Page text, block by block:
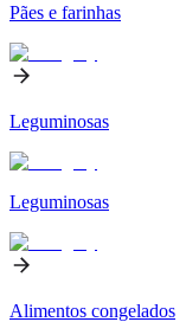
Pães e farinhas
Leguminosas
Leguminosas
Alimentos congelados